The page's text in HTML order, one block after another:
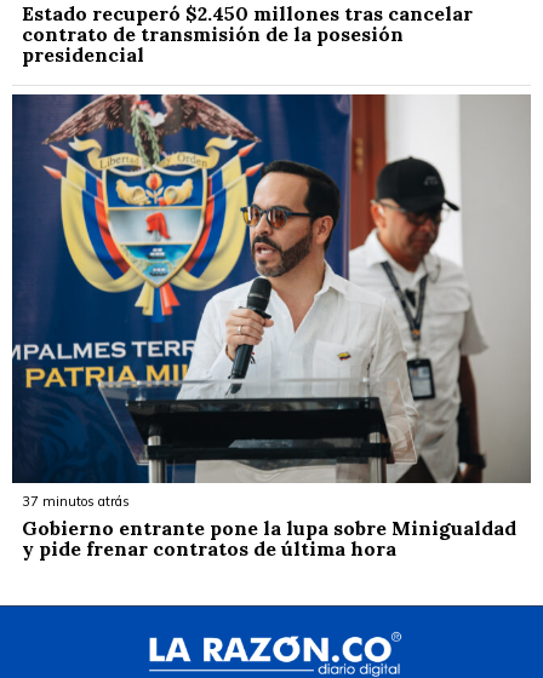
Estado recuperó $2.450 millones tras cancelar
contrato de transmisión de la posesión
presidencial
37 minutos atrás
Gobierno entrante pone la lupa sobre Minigualdad
y pide frenar contratos de última hora